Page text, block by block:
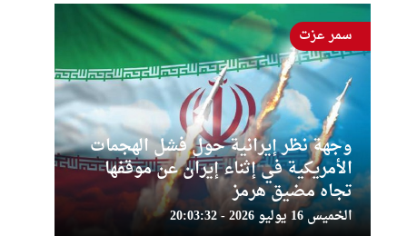
وجهة نظر إيرانية حول فشل الهجمات
الأمريكية في إثناء إيران عن موقفها
تجاه مضيق هرمز
الخميس 16 يوليو 2026 - 20:03:32
سمر عزت